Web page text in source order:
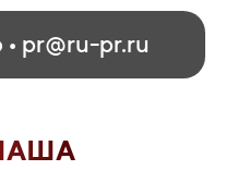
• pr@ru-pr.ru